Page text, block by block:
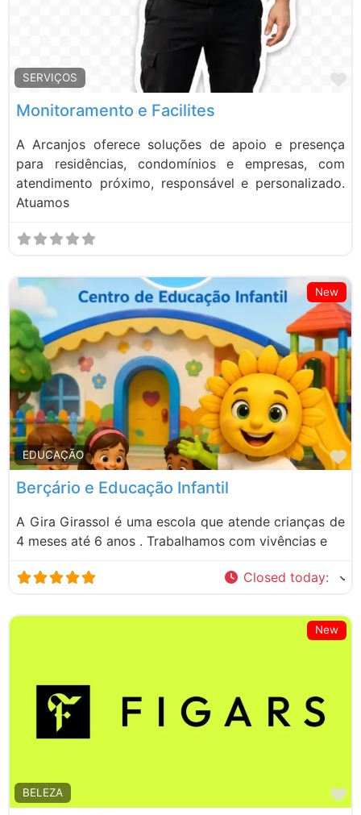
SERVIÇOS
Monitoramento e Facilites
A Arcanjos oferece soluções de apoio e presença
para residências, condomínios e empresas, com
atendimento próximo, responsável e personalizado.
Atuamos
New
EDUCAÇÃO
Berçário e Educação Infantil
A Gira Girassol é uma escola que atende crianças de
4 meses até 6 anos . Trabalhamos com vivências e
Closed today:
New
BELEZA